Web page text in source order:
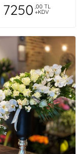
7250 ,00 TL
+KDV